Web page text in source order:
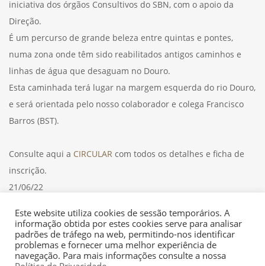
iniciativa dos órgãos Consultivos do SBN, com o apoio da
Direção.
É um percurso de grande beleza entre quintas e pontes,
numa zona onde têm sido reabilitados antigos caminhos e
linhas de água que desaguam no Douro.
Esta caminhada terá lugar na margem esquerda do rio Douro,
e será orientada pelo nosso colaborador e colega Francisco
Barros (BST).
Consulte aqui a CIRCULAR com todos os detalhes e ficha de
inscrição.
21/06/22
Este website utiliza cookies de sessão temporários. A
informação obtida por estes cookies serve para analisar
padrões de tráfego na web, permitindo-nos identificar
problemas e fornecer uma melhor experiência de
navegação. Para mais informações consulte a nossa